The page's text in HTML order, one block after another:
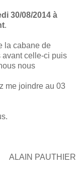
30/08/2014 à
.
la cabane de
avant celle-ci puis
nous
me joindre au 03
ALAIN PAUTHIER